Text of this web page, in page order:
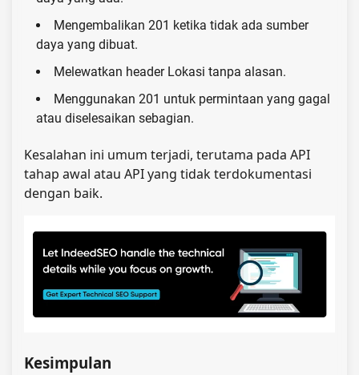
Mengembalikan 201 ketika tidak ada sumber
daya yang dibuat.
Melewatkan header Lokasi tanpa alasan.
Menggunakan 201 untuk permintaan yang gagal
atau diselesaikan sebagian.
Kesalahan ini umum terjadi, terutama pada API
tahap awal atau API yang tidak terdokumentasi
dengan baik.
Kesimpulan